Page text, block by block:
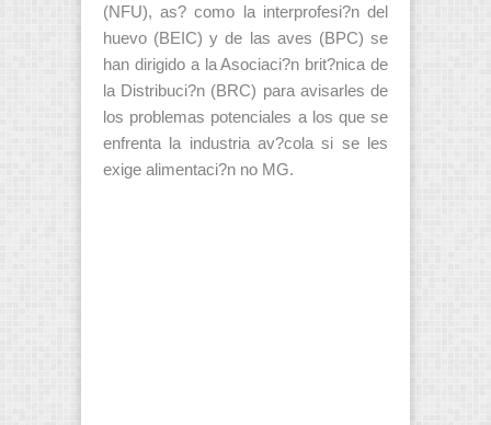
(NFU), as? como la interprofesi?n del
huevo (BEIC) y de las aves (BPC) se
han dirigido a la Asociaci?n brit?nica de
la Distribuci?n (BRC) para avisarles de
los problemas potenciales a los que se
enfrenta la industria av?cola si se les
exige alimentaci?n no MG.